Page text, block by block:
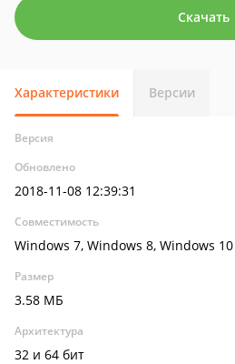
Скачать
Характеристики Версии
Версия
Обновлено
2018-11-08 12:39:31
Совместимость
Windows 7, Windows 8, Windows 10
Размер
3.58 МБ
Архитектура
32 и 64 бит